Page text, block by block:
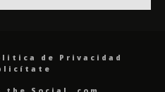
de Privacidad